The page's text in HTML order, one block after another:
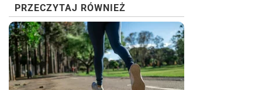
PRZECZYTAJ RÓWNIEŻ